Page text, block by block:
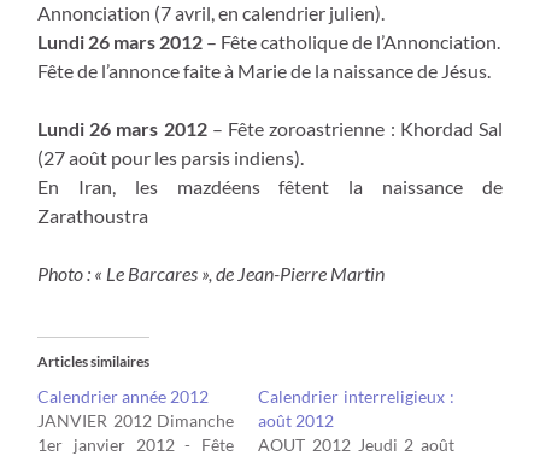
Annonciation (7 avril, en calendrier julien).
Lundi 26 mars 2012 – Fête catholique de l’Annonciation.
Fête de l’annonce faite à Marie de la naissance de Jésus.
Lundi 26 mars 2012– Fête zoroastrienne : Khordad Sal
(27 août pour les parsis indiens).
En Iran, les mazdéens fêtent la naissance de
Zarathoustra
Photo : « Le Barcares », de Jean-Pierre Martin
Articles similaires
Calendrier année 2012
JANVIER 2012 Dimanche
1er janvier 2012 - Fête
Calendrier interreligieux :
août 2012
AOUT 2012 Jeudi 2 août